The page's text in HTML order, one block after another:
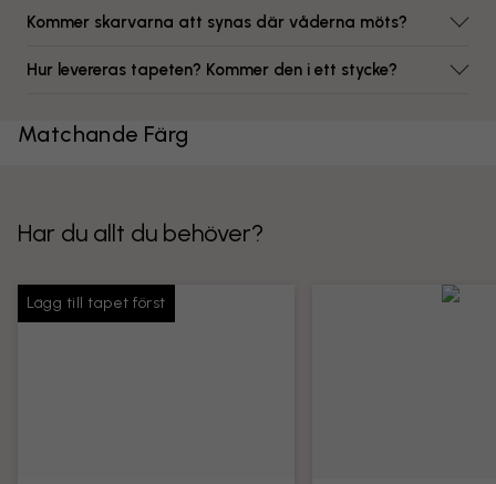
Kommer skarvarna att synas där våderna möts?
Hur levereras tapeten? Kommer den i ett stycke?
Matchande Färg
Har du allt du behöver?
Lägg till tapet först